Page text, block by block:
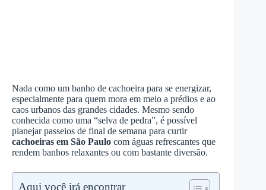
Nada como um banho de cachoeira para se energizar,
especialmente para quem mora em meio a prédios e ao
caos urbanos das grandes cidades. Mesmo sendo
conhecida como uma “selva de pedra”, é possível
planejar passeios de final de semana para curtir
cachoeiras em São Paulo com águas refrescantes que
rendem banhos relaxantes ou com bastante diversão.
Aqui você irá encontrar